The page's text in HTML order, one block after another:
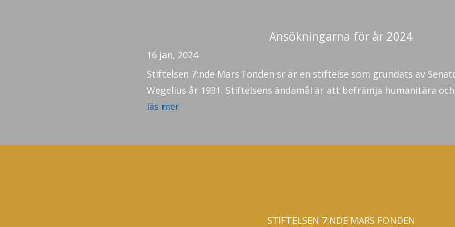
Ansökningarna för år 2024
16 jan, 2024
Stiftelsen 7:nde Mars Fonden sr är en stiftelse som grundats av
Wegelius år 1931. Stiftelsens ändamål är att befrämja humanitära
läs mer
STIFTELSEN 7:NDE MARS FONDEN